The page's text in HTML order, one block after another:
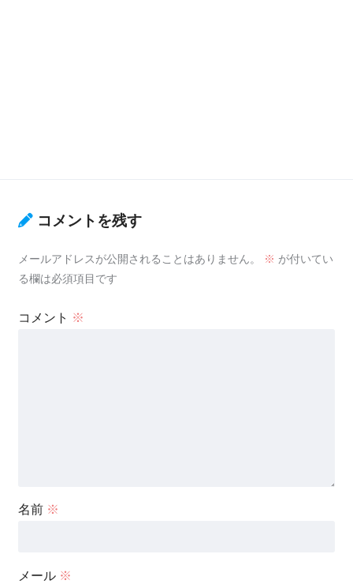
コメントを残す
メールアドレスが公開されることはありません。 ※ が付いてい
る欄は必須項目です
コメント ※
名前 ※
メール ※